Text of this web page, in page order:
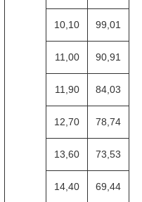
10,10 99,01
11,00 90,91
11,90 84,03
12,70 78,74
13,60 73,53
14,40 69,44